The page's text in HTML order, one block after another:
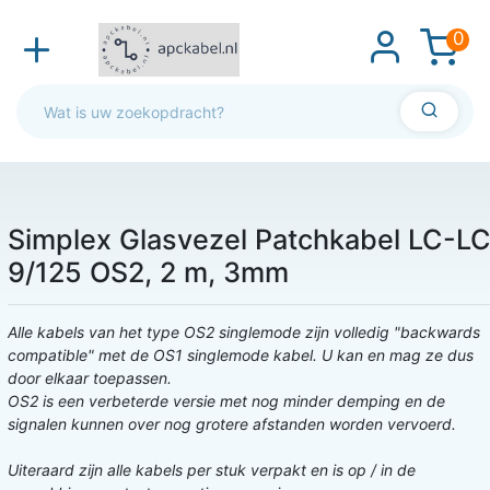
0
Simplex Glasvezel Patchkabel LC-LC
9/125 OS2, 2 m, 3mm
Alle kabels van het type OS2 singlemode zijn volledig "backwards
compatible" met de OS1 singlemode kabel. U kan en mag ze dus
door elkaar toepassen.
OS2 is een verbeterde versie met nog minder demping en de
signalen kunnen over nog grotere afstanden worden vervoerd.
Uiteraard zijn alle kabels per stuk verpakt en is op / in de